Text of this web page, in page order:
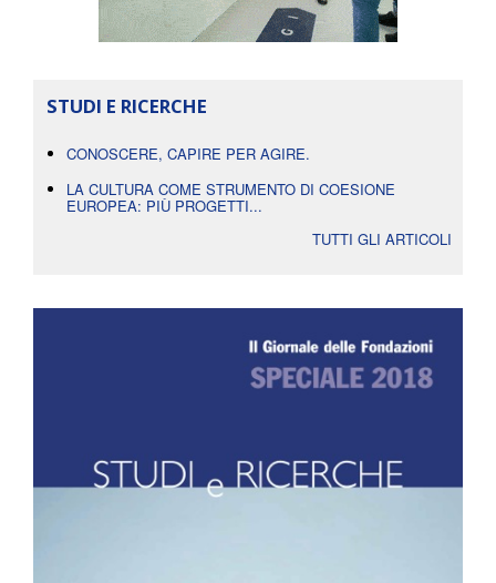
STUDI E RICERCHE
CONOSCERE, CAPIRE PER AGIRE.
LA CULTURA COME STRUMENTO DI COESIONE
EUROPEA: PIÙ PROGETTI...
TUTTI GLI ARTICOLI